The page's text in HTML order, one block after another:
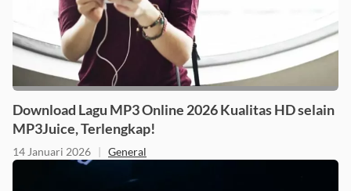
Download Lagu MP3 Online 2026 Kualitas HD selain
MP3Juice, Terlengkap!
14 Januari 2026 | General